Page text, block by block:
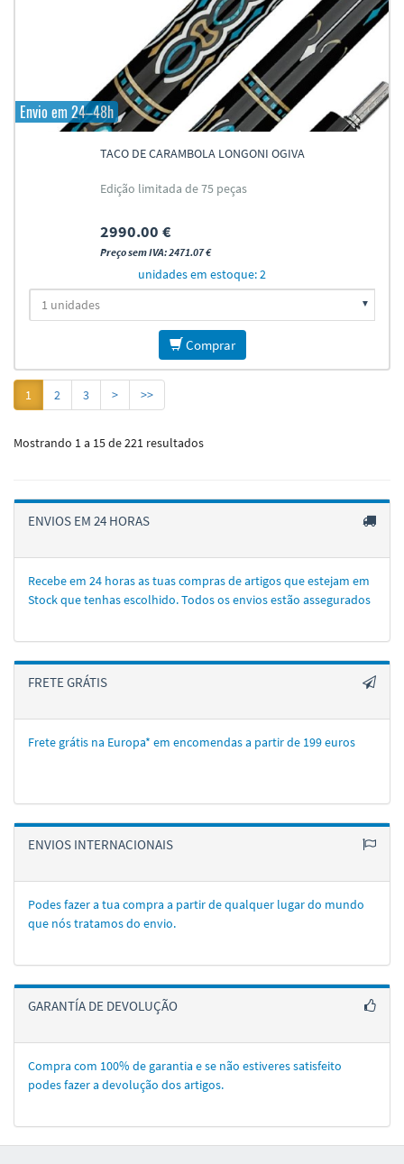
Envio em 24–48h
TACO DE CARAMBOLA LONGONI OGIVA
Edição limitada de 75 peças
2990.00 €
Preço sem IVA: 2471.07 €
unidades em estoque: 2
Comprar
1 2 3 > >>
Mostrando 1 a 15 de 221 resultados
ENVIOS EM 24 HORAS
Recebe em 24 horas as tuas compras de artigos que estejam em
Stock que tenhas escolhido. Todos os envios estão assegurados
FRETE GRÁTIS
Frete grátis na Europa* em encomendas a partir de 199 euros
ENVIOS INTERNACIONAIS
Podes fazer a tua compra a partir de qualquer lugar do mundo
que nós tratamos do envio.
GARANTÍA DE DEVOLUÇÃO
Compra com 100% de garantia e se não estiveres satisfeito
podes fazer a devolução dos artigos.